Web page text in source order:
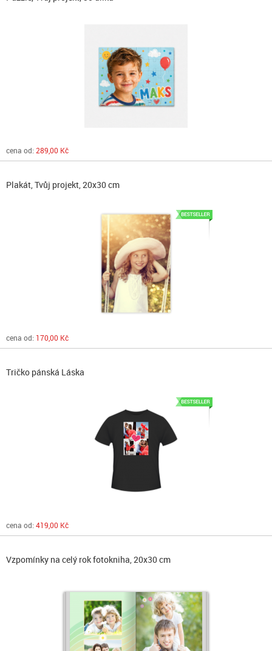
cena od: 289,00 Kč
Plakát, Tvůj projekt, 20x30 cm
cena od: 170,00 Kč
Tričko pánská Láska
cena od: 419,00 Kč
Vzpomínky na celý rok fotokniha, 20x30 cm